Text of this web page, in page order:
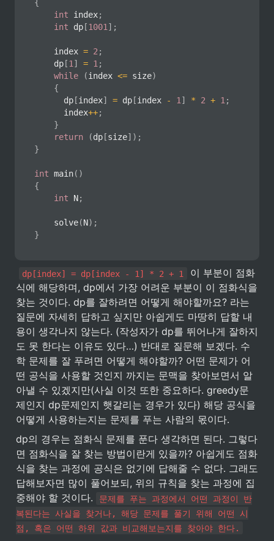
{
int index;
int dp [1001] ;
		index
= 2;
		dp
[1] = 1;
while
(index <= size)
{
			dp
[index] = dp [index - 1] * 2 + 1;
			index
++;
}
return
(dp [size] ) ;
}
int main( )
{
int N;
solve(N) ;
}
dp[index] = dp[index - 1] * 2 + 1
이 부분이 점화
식에 해당하며, dp에서 가장 어려운 부분이 이 점화식을
찾는 것이다. dp를 잘하려면 어떻게 해야할까요? 라는
질문에 자세히 답하고 싶지만 아쉽게도 마땅히 답할 내
용이 생각나지 않는다. (작성자가 dp를 뛰어나게 잘하지
도 못 한다는 이유도 있다…) 반대로 질문해 보겠다. 수
학 문제를 잘 푸려면 어떻게 해야할까? 어떤 문제가 어
떤 공식을 사용할 것인지 까지는 문맥을 찾아보면서 알
아낼 수 있겠지만(사실 이것 또한 중요하다. greedy문
제인지 dp문제인지 햇갈리는 경우가 있다) 해당 공식을
어떻게 사용하는지는 문제를 푸는 사람의 몫이다.
dp의 경우는 점화식 문제를 푼다 생각하면 된다. 그렇다
면 점화식을 잘 찾는 방법이란게 있을까? 아쉽게도 점화
식을 찾는 과정에 공식은 없기에 답해줄 수 없다. 그래도
답해보자면 많이 풀어보되, 위의 규칙을 찾는 과정에 집
중해야 할 것이다.
문제를 푸는 과정에서 어떤 과정이 반
복된다는 사실을 찾거나, 해당 문제를 풀기 위해 어떤 시
점, 혹은 어떤 하위 값과 비교해보는지를 찾아야 한다.